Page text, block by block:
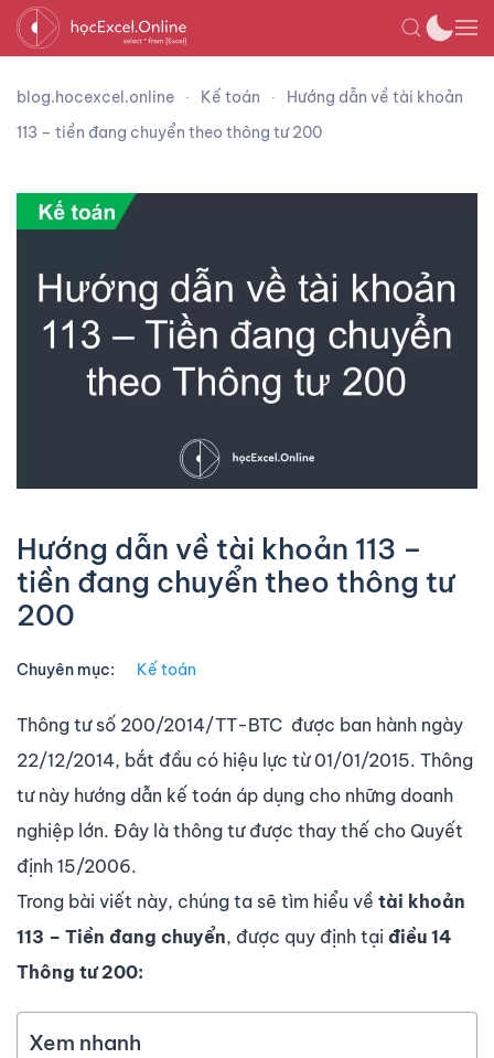
blog.hocexcel.online Kế toán
Hướng dẫn về tài khoản
113 – tiền đang chuyển theo thông tư 200
Hướng dẫn về tài khoản 113 –
tiền đang chuyển theo thông tư
200
Chuyên mục: Kế toán
Thông tư số 200/2014/TT-BTC được ban hành ngày
22/12/2014, bắt đầu có hiệu lực từ 01/01/2015. Thông
tư này hướng dẫn kế toán áp dụng cho những doanh
nghiệp lớn. Đây là thông tư được thay thế cho Quyết
định 15/2006.
Trong bài viết này, chúng ta sẽ tìm hiểu về tài khoản
113 – Tiền đang chuyển, được quy định tại điều 14
Thông tư 200:
Xem nhanh